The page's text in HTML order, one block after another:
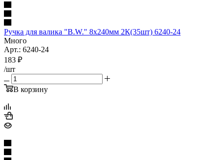
Ручка для валика "B.W." 8х240мм 2К(35шт) 6240-24
Много
Арт.: 6240-24
183 ₽
/шт
В корзину